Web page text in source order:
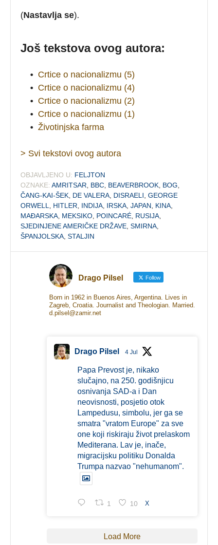
(Nastavlja se).
Još tekstova ovog autora:
• Crtice o nacionalizmu (5)
• Crtice o nacionalizmu (4)
• Crtice o nacionalizmu (2)
• Crtice o nacionalizmu (1)
• Životinjska farma
> Svi tekstovi ovog autora
OBJAVLJENO U: FELJTON
OZNAKE: AMRITSAR BBC BEAVERBROOK BOG
ČANG-KAI-ŠEK DE VALERA DISRAELI ,GEORGE
ORWELL
HITLER INDIJA IRSKA ,JAPAN KINA
MAĐARSKA MEKSIKO POINCARÉ RUSIJA
SJEDINJENE AMERIČKE DRŽAVE ,SMIRNA
ŠPANJOLSKA ,STALJIN
Drago Pilsel Follow
Born in 1962 in Buenos Aires, Argentina. Lives in
Zagreb, Croatia. Journalist and Theologian. Married.
d.pilsel@zamir.net
Drago Pilsel 4 Jul
Papa Prevost je, nikako
slučajno, na 250. godišnjicu
osnivanja SAD-a i Dan
neovisnosti, posjetio otok
Lampedusu, simbolu, jer ga se
smatra "vratom Europe" za sve
one koji riskiraju život prelaskom
Mediterana. Lav je, inače,
migracijsku politiku Donalda
Trumpa nazvao "nehumanom".
1 10 X
Load More